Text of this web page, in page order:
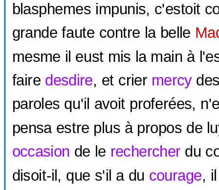
blasphemes impunis, c'estoit
grande faute contre la belle
mesme il eust mis la main à
faire desdire, et crier mercy
paroles qu'il avoit proferées,
pensa estre plus à propos de
occasion de le rechercher du
disoit-il, que s'il a du courage,